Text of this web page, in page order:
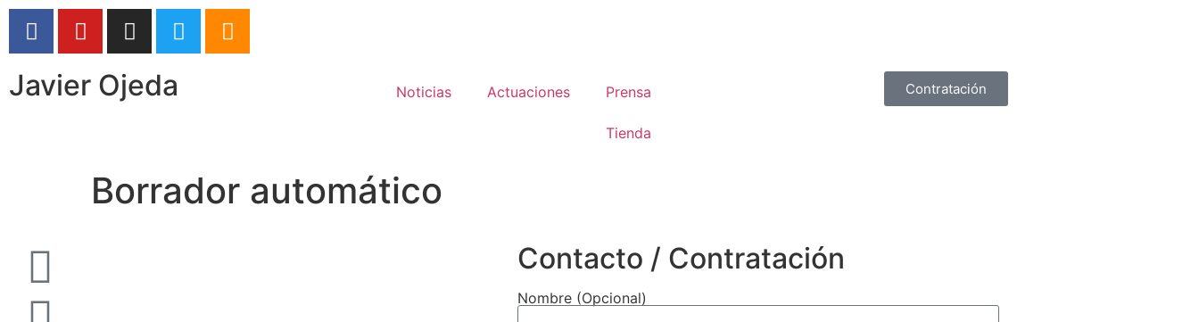
Javier Ojeda Noticias Actuaciones Prensa
Tienda
Contratación
Borrador automático
Contacto / Contratación
Nombre (Opcional)